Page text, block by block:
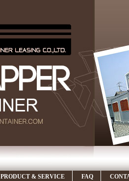
PRODUCT & SERVICE FAQ